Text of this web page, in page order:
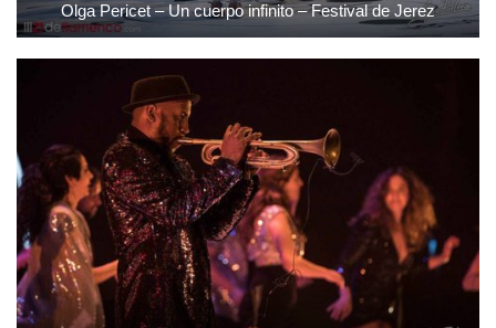
Olga Pericet – Un cuerpo infinito – Festival de Jerez